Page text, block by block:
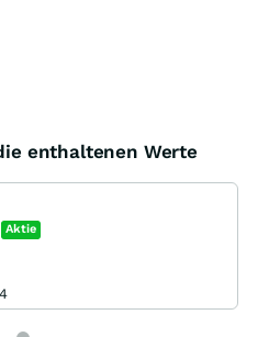
enthaltenen Werte
Aktie